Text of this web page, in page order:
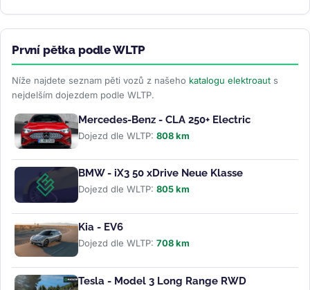
První pětka podle WLTP
Níže najdete seznam pěti vozů z našeho katalogu elektroaut s
nejdelším dojezdem podle WLTP.
Mercedes-Benz - CLA 250+ Electric
Dojezd dle WLTP: 808 km
BMW - iX3 50 xDrive Neue Klasse
Dojezd dle WLTP: 805 km
Kia - EV6
Dojezd dle WLTP: 708 km
Tesla - Model 3 Long Range RWD